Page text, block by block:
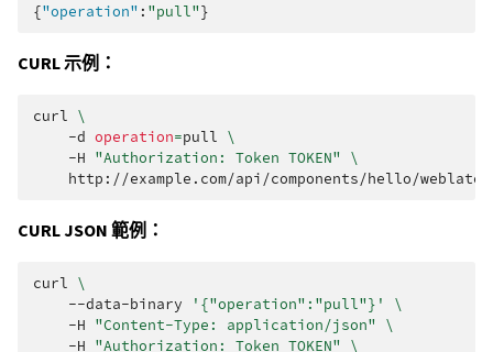
{"operation" : "pull"}
CURL 示例：
curl \
-d operation=pull \
-H "Authorization: Token TOKEN" \
CURL JSON 範例：
curl \
--data-binary
'{"operation":"pull"}'
\
-H "Content-Type: application/json" \
-H "Authorization: Token TOKEN" \